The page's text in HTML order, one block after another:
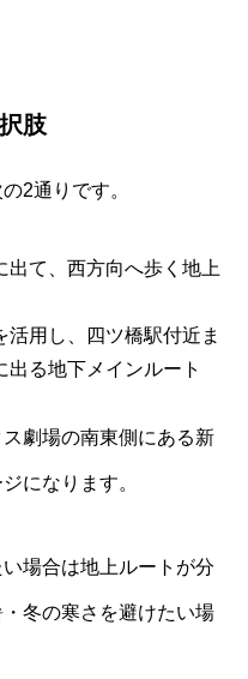
肢
2通りです。
出て、西方向へ歩く地上
用し、四ツ橋駅付近ま
る地下メインルート
劇場の南東側にある新
になります。
場合は地上ルートが分
冬の寒さを避けたい場